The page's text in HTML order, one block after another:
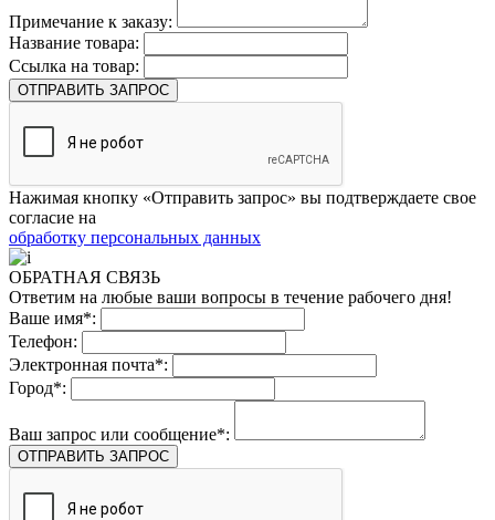
Примечание к заказу:
Название товара:
Ссылка на товар:
ОТПРАВИТЬ ЗАПРОС
Нажимая кнопку «Отправить запрос» вы подтверждаете свое
согласие на
обработку персональных данных
ОБРАТНАЯ СВЯЗЬ
Ответим на любые ваши вопросы в течение рабочего дня!
Ваше имя*:
Телефон:
Электронная почта*:
Город*:
Ваш запрос или сообщение*:
ОТПРАВИТЬ ЗАПРОС